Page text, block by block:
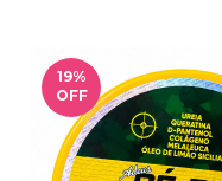
19%
OFF